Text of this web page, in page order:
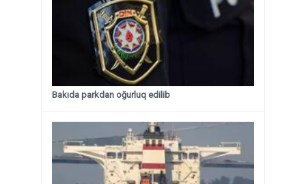
Bakıda parkdan oğurluq edilib